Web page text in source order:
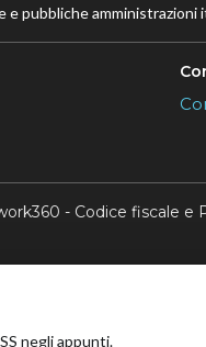
pubbliche amministrazioni
- Codice fiscale e
negli appunti.